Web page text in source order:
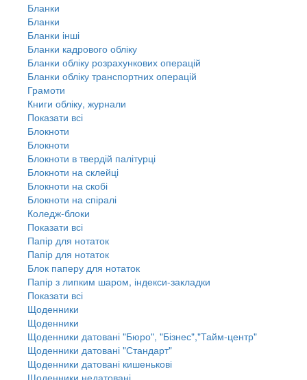
Бланки
Бланки
Бланки інші
Бланки кадрового обліку
Бланки обліку розрахункових операцій
Бланки обліку транспортних операцій
Грамоти
Книги обліку, журнали
Показати всі
Блокноти
Блокноти
Блокноти в твердій палітурці
Блокноти на склейці
Блокноти на скобі
Блокноти на спіралі
Коледж-блоки
Показати всі
Папір для нотаток
Папір для нотаток
Блок паперу для нотаток
Папір з липким шаром, індекси-закладки
Показати всі
Щоденники
Щоденники
Щоденники датовані "Бюро", "Бізнес","Тайм-центр"
Щоденники датовані "Стандарт"
Щоденники датовані кишенькові